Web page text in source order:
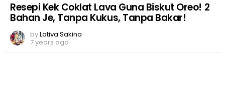
Resepi Kek Coklat Lava Guna Biskut Oreo! 2
Bahan Je, Tanpa Kukus, Tanpa Bakar!
byLativa Sakina
7 years ago